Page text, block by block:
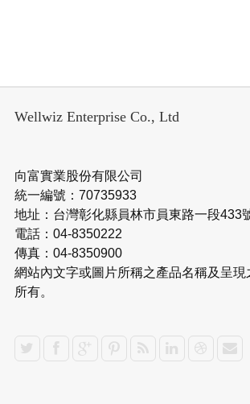
Wellwiz Enterprise Co., Ltd
向富實業股份有限公司
統一編號：70735933
地址：台灣彰化縣員林市員東路一段433
電話：04-8350222
傳真：04-8350900
網站內文字或圖片所稱之產品名稱及呈現
所有。